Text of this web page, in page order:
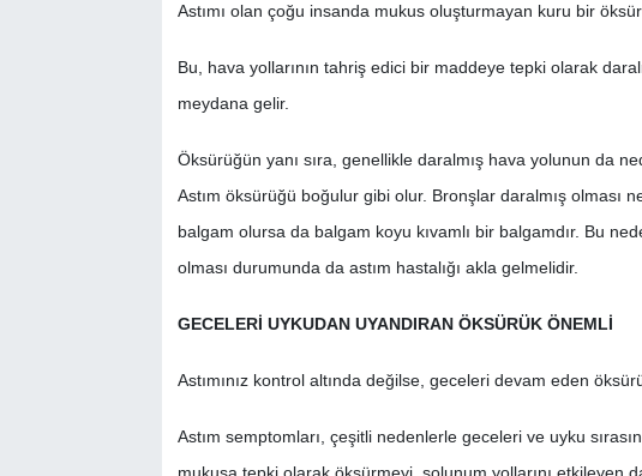
Astımı olan çoğu insanda mukus oluşturmayan kuru bir
Bu, hava yollarının tahriş edici bir maddeye tepki olarak
meydana gelir.
Öksürüğün yanı sıra, genellikle daralmış hava yolunun da
Astım öksürüğü boğulur gibi olur. Bronşlar daralmış olması
balgam olursa da balgam koyu kıvamlı bir balgamdır. Bu
olması durumunda da astım hastalığı akla gelmelidir.
GECELERİ UYKUDAN UYANDIRAN ÖKSÜRÜK ÖNEMLİ
Astımınız kontrol altında değilse, geceleri devam eden
Astım semptomları, çeşitli nedenlerle geceleri ve uyku